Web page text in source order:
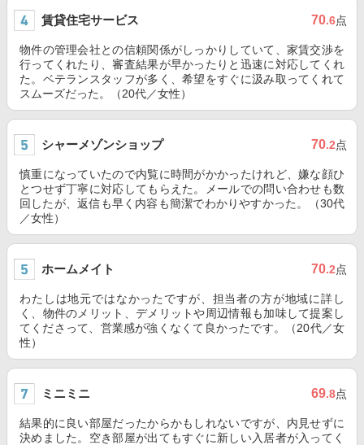
賃貸住宅サービス 70.6点
物件の管理会社との信頼関係がしっかりしていて、家賃交渉を
行ってくれたり、審査結果が早かったりと迅速に対応してくれ
た。ベテランスタッフが多く、希望をすぐに汲み取ってくれて
スムーズだった。（20代／女性）
シャーメゾンショップ 70.2点
慎重になっていたので内覧に時間がかかったけれど、嫌な顔ひ
とつせず丁寧に対応してもらえた。メールでの問い合わせも数
回したが、返信も早く内容も簡潔でわかりやすかった。（30代
／女性）
ホームメイト 70.2点
わたしは地元ではなかったですが、担当者の方が地域に詳し
く、物件のメリット、デメリットや周辺情報も加味して提案し
てくださって、営業感が強くなくて良かったです。（20代／女
性）
ミニミニ 69.8点
結果的に良い部屋だったからかもしれないですが、内見せずに
決めました。空き部屋が出てもすぐに新しい入居者が入ってく